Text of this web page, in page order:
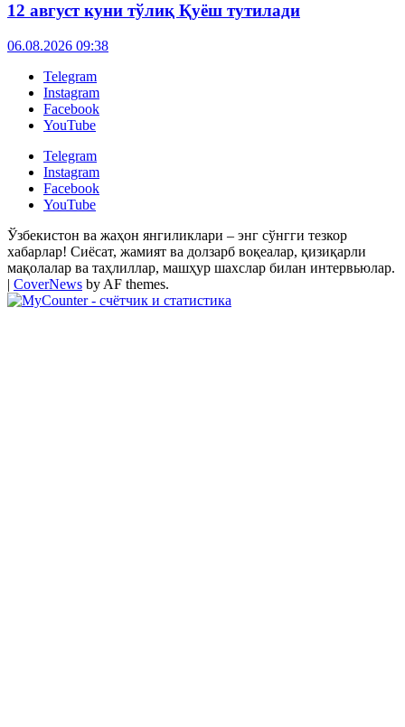
12 август куни тўлиқ Қуёш тутилади
06.08.2026 09:38
Telegram
Instagram
Facebook
YouTube
Telegram
Instagram
Facebook
YouTube
Ўзбекистон ва жаҳон янгиликлари – энг сўнгги тезкор
хабарлар! Сиёсат, жамият ва долзарб воқеалар, қизиқарли
мақолалар ва таҳлиллар, машҳур шахслар билан интервьюлар.
| CoverNews by AF themes.